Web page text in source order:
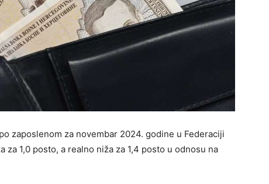
zaposlenom za novembar 2024. godine u Federaciji
za 1,0 posto, a realno niža za 1,4 posto u odnosu na